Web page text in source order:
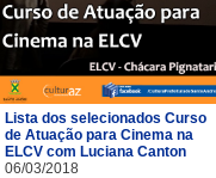
Lista dos selecionados Curso
de Atuação para Cinema na
ELCV com Luciana Canton
06/03/2018